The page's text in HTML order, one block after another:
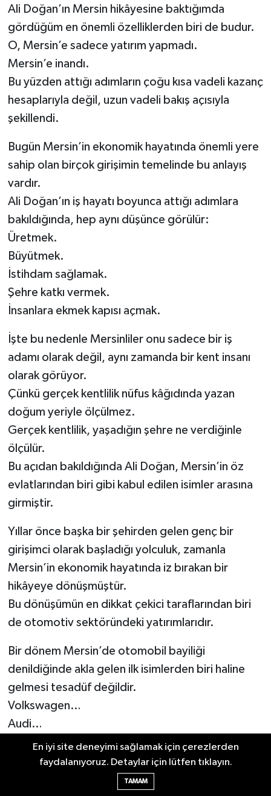
Ali Doğan’ın Mersin hikâyesine baktığımda
gördüğüm en önemli özelliklerden biri de budur.
O, Mersin’e sadece yatırım yapmadı.
Mersin’e inandı.
Bu yüzden attığı adımların çoğu kısa vadeli kazanç
hesaplarıyla değil, uzun vadeli bakış açısıyla
şekillendi.
Bugün Mersin’in ekonomik hayatında önemli yere
sahip olan birçok girişimin temelinde bu anlayış
vardır.
Ali Doğan’ın iş hayatı boyunca attığı adımlara
bakıldığında, hep aynı düşünce görülür:
Üretmek.
Büyütmek.
İstihdam sağlamak.
Şehre katkı vermek.
İnsanlara ekmek kapısı açmak.
İşte bu nedenle Mersinliler onu sadece bir iş
adamı olarak değil, aynı zamanda bir kent insanı
olarak görüyor.
Çünkü gerçek kentlilik nüfus kâğıdında yazan
doğum yeriyle ölçülmez.
Gerçek kentlilik, yaşadığın şehre ne verdiğinle
ölçülür.
Bu açıdan bakıldığında Ali Doğan, Mersin’in öz
evlatlarından biri gibi kabul edilen isimler arasına
girmiştir.
Yıllar önce başka bir şehirden gelen genç bir
girişimci olarak başladığı yolculuk, zamanla
Mersin’in ekonomik hayatında iz bırakan bir
hikâyeye dönüşmüştür.
Bu dönüşümün en dikkat çekici taraflarından biri
de otomotiv sektöründeki yatırımlarıdır.
Bir dönem Mersin’de otomobil bayiliği
denildiğinde akla gelen ilk isimlerden biri haline
gelmesi tesadüf değildir.
Volkswagen…
Audi…
Servis hizmetleri…
Satış organizasyonları…
En iyi site deneyimi sağlamak için çerezlerden
faydalanıyoruz. Detaylar için lütfen tıklayın.
TAMAM